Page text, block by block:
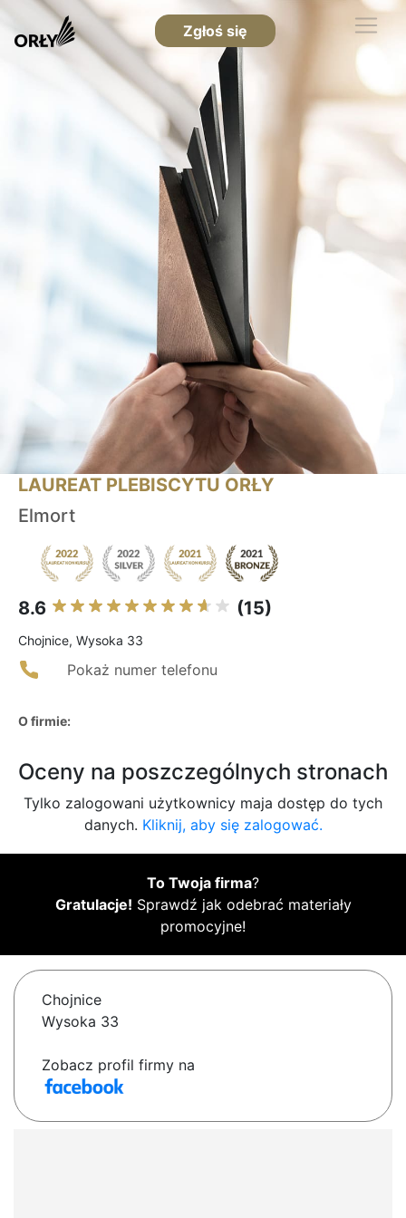
Zgłoś się
LAUREAT PLEBISCYTU ORŁY
Elmort
8.6 (15)
Chojnice, Wysoka 33
Pokaż numer telefonu
O firmie:
Oceny na poszczególnych stronach
Tylko zalogowani użytkownicy maja dostęp do tych
danych. Kliknij, aby się zalogować.
To Twoja firma?
Gratulacje! Sprawdź jak odebrać materiały
promocyjne!
Chojnice
Wysoka 33
Zobacz profil firmy na